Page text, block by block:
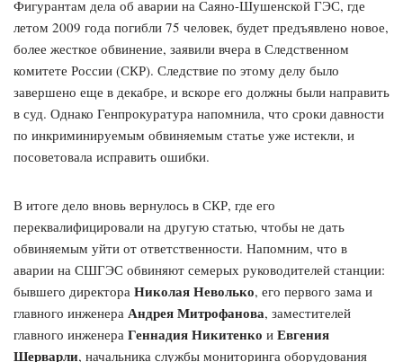
Фигурантам дела об аварии на Саяно-Шушенской ГЭС, где
летом 2009 года погибли 75 человек, будет предъявлено новое,
более жесткое обвинение, заявили вчера в Следственном
комитете России (СКР). Следствие по этому делу было
завершено еще в декабре, и вскоре его должны были направить
в суд. Однако Генпрокуратура напомнила, что сроки давности
по инкриминируемым обвиняемым статье уже истекли, и
посоветовала исправить ошибки.
В итоге дело вновь вернулось в СКР, где его
переквалифицировали на другую статью, чтобы не дать
обвиняемым уйти от ответственности. Напомним, что в
аварии на СШГЭС обвиняют семерых руководителей станции:
бывшего директора Николая Неволько, его первого зама и
главного инженера Андрея Митрофанова, заместителей
главного инженера Геннадия Никитенко и Евгения
Шерварли, начальника службы мониторинга оборудования